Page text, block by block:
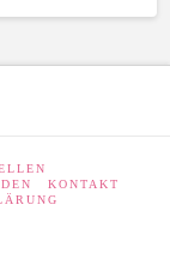
KONTAKT